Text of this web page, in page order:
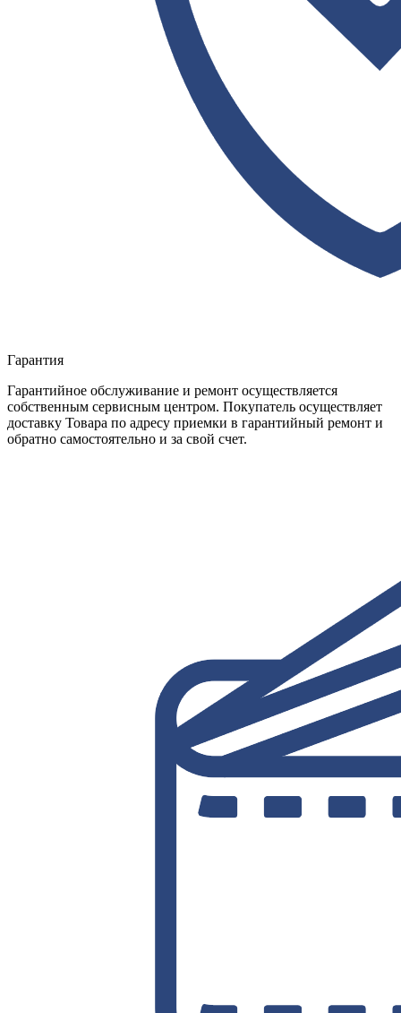
Гарантия
Гарантийное обслуживание и ремонт осуществляется
собственным сервисным центром. Покупатель осуществляет
доставку Товара по адресу приемки в гарантийный ремонт и
обратно самостоятельно и за свой счет.